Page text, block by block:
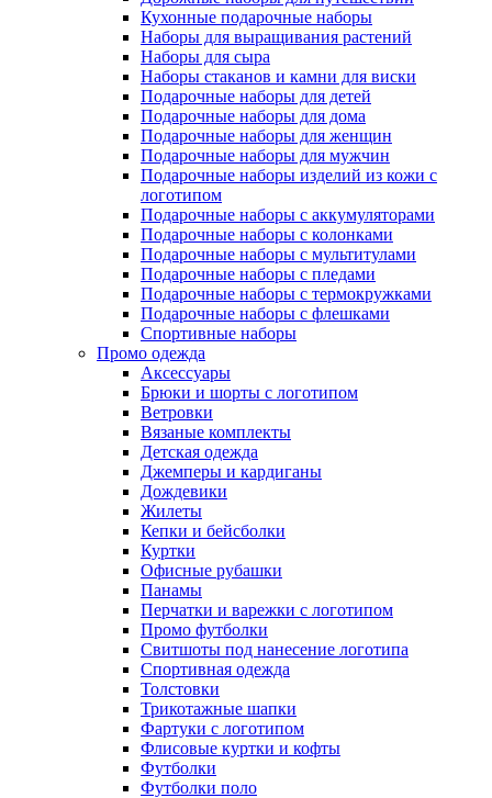
Кухонные подарочные наборы
Наборы для выращивания растений
Наборы для сыра
Наборы стаканов и камни для виски
Подарочные наборы для детей
Подарочные наборы для дома
Подарочные наборы для женщин
Подарочные наборы для мужчин
Подарочные наборы изделий из кожи с
логотипом
Подарочные наборы с аккумуляторами
Подарочные наборы с колонками
Подарочные наборы с мультитулами
Подарочные наборы с пледами
Подарочные наборы с термокружками
Подарочные наборы с флешками
Спортивные наборы
Промо одежда
Аксессуары
Брюки и шорты с логотипом
Ветровки
Вязаные комплекты
Детская одежда
Джемперы и кардиганы
Дождевики
Жилеты
Кепки и бейсболки
Куртки
Офисные рубашки
Панамы
Перчатки и варежки с логотипом
Промо футболки
Свитшоты под нанесение логотипа
Спортивная одежда
Толстовки
Трикотажные шапки
Фартуки с логотипом
Флисовые куртки и кофты
Футболки
Футболки поло